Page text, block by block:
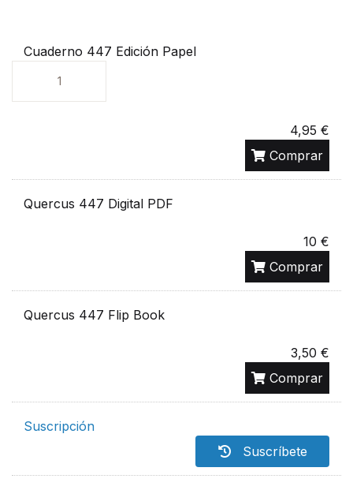
Cuaderno 447 Edición Papel
Unidades
4,95 €
Comprar
Quercus 447 Digital PDF
10 €
Comprar
Quercus 447 Flip Book
3,50 €
Comprar
Suscripción
Suscríbete